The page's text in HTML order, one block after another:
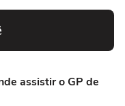
assistir o GP de